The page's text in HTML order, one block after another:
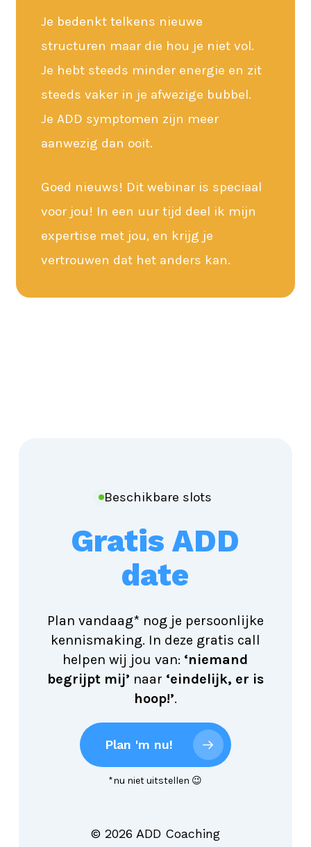
Je bedenkt telkens nieuwe
structuren maar die hou je niet vol.
Je hebt steeds minder energie en zit
steeds vaker in je afwezige bubbel.
Je ADD symptomen zijn meer
aanwezig dan ooit.
Goed nieuws! Dit webinar is speciaal
voor jou! In een uur tijd deel ik mijn
expertise met jou, en krijg je
vertrouwen dat het anders kan.
Beschikbare slots
Gratis ADD
date
Plan vandaag* nog je persoonlijke
kennismaking. In deze gratis call
helpen wij jou van: ‘niemand
begrijpt mij’ naar ‘eindelijk, er is
hoop!’.
Plan 'm nu!
*nu niet uitstellen 😉
©2026 ADD Coaching